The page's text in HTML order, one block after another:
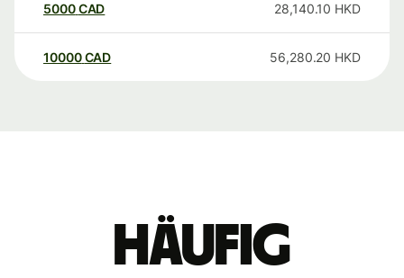
5000CAD 28,140.10 HKD
10000 CAD 56,280.20 HKD
Häufig